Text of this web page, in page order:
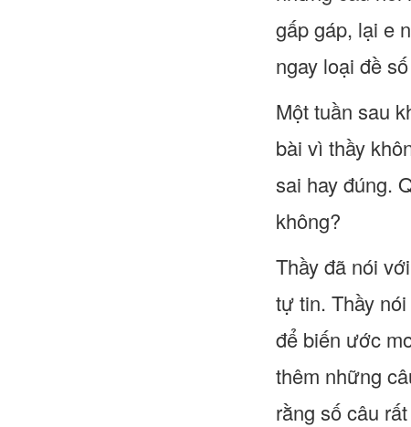
gấp gáp, lại e
ngay loại đề
Một tuần sau
bài vì thầy
sai hay đúng.
không?
Thầy đã nói
tự tin. Thầy
để biến ước
thêm những
rằng số câu